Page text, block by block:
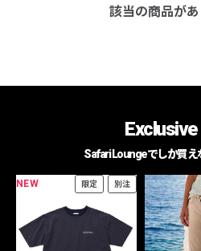
該当の商品が
Safari Loungeでしか買え
NEW 限定 別注